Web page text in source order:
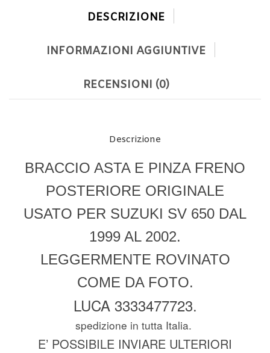
DESCRIZIONE
INFORMAZIONI AGGIUNTIVE
RECENSIONI (0)
Descrizione
BRACCIO ASTA E PINZA FRENO
POSTERIORE ORIGINALE
USATO PER SUZUKI SV 650 DAL
1999 AL 2002.
LEGGERMENTE ROVINATO
COME DA FOTO.
LUCA 3333477723.
spedizione in tutta Italia.
E’ POSSIBILE INVIARE ULTERIORI